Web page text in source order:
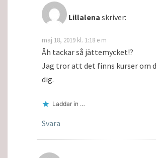
Lillalena skriver:
maj 18, 2019 kl. 1:18 e m
Åh tackar så jättemycket!?
Jag tror att det finns kurser om
dig.
Laddar in …
Svara